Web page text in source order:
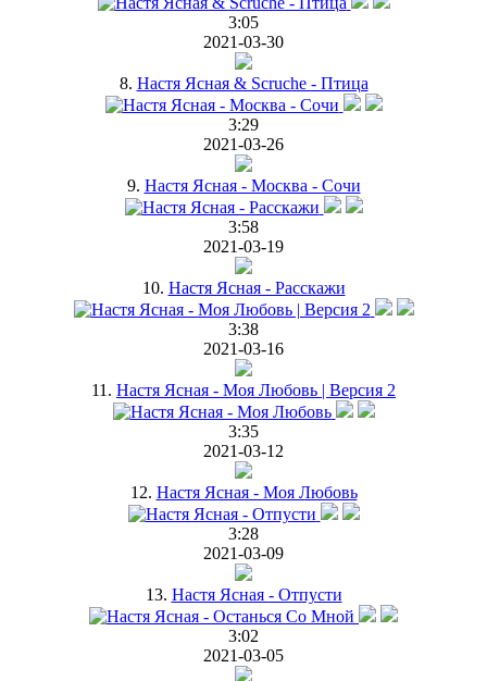
3:05
2021-03-30
8. Настя Ясная & Scruche - Птица
3:29
2021-03-26
9. Настя Ясная - Москва - Сочи
3:58
2021-03-19
10. Настя Ясная - Расскажи
3:38
2021-03-16
11. Настя Ясная - Моя Любовь | Версия 2
3:35
2021-03-12
12. Настя Ясная - Моя Любовь
3:28
2021-03-09
13. Настя Ясная - Отпусти
3:02
2021-03-05